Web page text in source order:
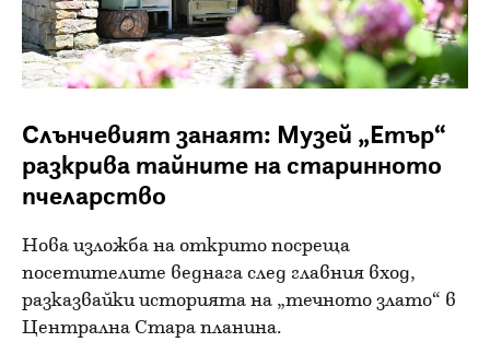
Слънчевият занаят: Музей „Етър“
разкрива тайните на старинното
пчеларство
Нова изложба на открито посреща
посетителите веднага след главния вход,
разказвайки историята на „течното злато“ в
Централна Стара планина.